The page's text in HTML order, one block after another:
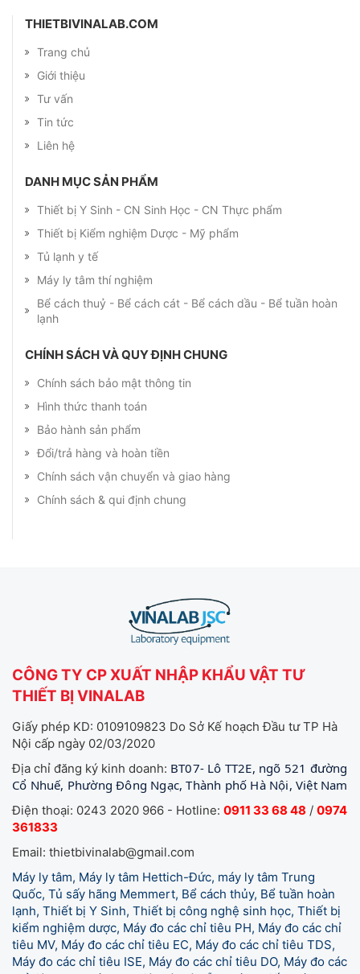
THIETBIVINALAB.COM
Trang chủ
Giới thiệu
Tư vấn
Tin tức
Liên hệ
DANH MỤC SẢN PHẨM
Thiết bị Y Sinh - CN Sinh Học - CN Thực phẩm
Thiết bị Kiểm nghiệm Dược - Mỹ phẩm
Tủ lạnh y tế
Máy ly tâm thí nghiệm
Bể cách thuỷ - Bể cách cát - Bể cách dầu - Bể tuần hoàn
lạnh
CHÍNH SÁCH VÀ QUY ĐỊNH CHUNG
Chính sách bảo mật thông tin
Hình thức thanh toán
Bảo hành sản phẩm
Đổi/trả hàng và hoàn tiền
Chính sách vận chuyển và giao hàng
Chính sách & qui định chung
CÔNG TY CP XUẤT NHẬP KHẨU VẬT TƯ
THIẾT BỊ VINALAB
Giấy phép KD: 0109109823 Do Sở Kế hoạch Đầu tư TP Hà
Nội cấp ngày 02/03/2020
Địa chỉ đăng ký kinh doanh: BT07- Lô TT2E, ngõ 521 đường
Cổ Nhuế, Phường Đông Ngạc, Thành phố Hà Nội, Việt Nam
Điện thoại: 0243 2020 966 - Hotline: 0911 33 68 48 / 0974
361833
Email: thietbivinalab@gmail.com
Máy ly tâm, Máy ly tâm Hettich-Đức, máy ly tâm Trung
Quốc, Tủ sấy hãng Memmert, Bể cách thủy, Bể tuần hoàn
lạnh, Thiết bị Y Sinh, Thiết bị công nghệ sinh học, Thiết bị
kiểm nghiệm dược, Máy đo các chỉ tiêu PH, Máy đo các chỉ
tiêu MV, Máy đo các chỉ tiêu EC, Máy đo các chỉ tiêu TDS,
Máy đo các chỉ tiêu ISE, Máy đo các chỉ tiêu DO, Máy đo các